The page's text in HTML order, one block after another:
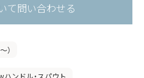
て問い合わせる
）